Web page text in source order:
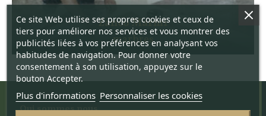
Zanco Marmi
marbres
Qui sommes nous
Ce site Web utilise ses propres cookies et ceux de
tiers pour améliorer nos services et vous montrer des
publicités liées à vos préférences en analysant vos
habitudes de navigation. Pour donner votre
consentement à son utilisation, appuyez sur le
bouton Accepter.
Plus d'informations Personnaliser les cookies